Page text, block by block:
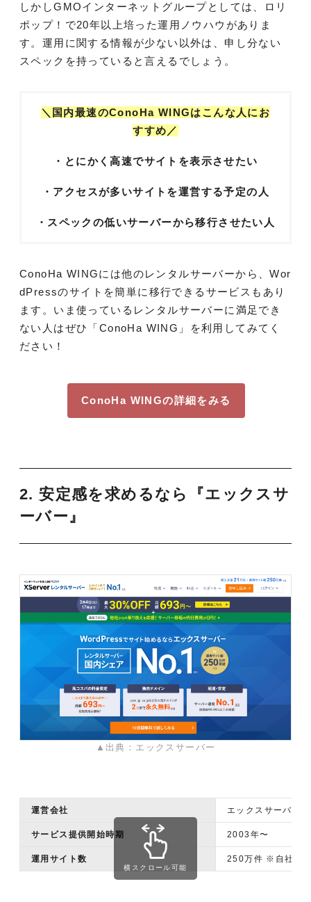
しかしGMOインターネットグループとしては、ロリ
ポップ！で20年以上培った運用ノウハウがありま
す。運用に関する情報が少ない以外は、申し分ない
スペックを持っていると言えるでしょう。
＼国内最速のConoHa WINGはこんな人にお
すすめ／
・とにかく高速でサイトを表示させたい
・アクセスが多いサイトを運営する予定の人
・スペックの低いサーバーから移行させたい人
ConoHa WINGには他のレンタルサーバーから、Wor
dPressのサイトを簡単に移行できるサービスもあり
ます。いま使っているレンタルサーバーに満足でき
ない人はぜひ「ConoHa WING」を利用してみてく
ださい！
ConoHa WINGの詳細をみる
2. 安定感を求めるなら『エックスサ
ーバー』
▲出典：エックスサーバー
運営会社 エックスサーバー
サービス提供開始時期 2003年〜
運用サイト数 250万件 ※自社サ
横スクロール可能